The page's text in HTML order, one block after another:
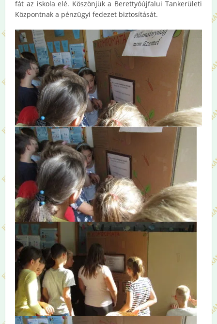
fát az iskola elé. Köszönjük a Berettyóújfalui Tankerületi
Központnak a pénzügyi fedezet biztosítását.